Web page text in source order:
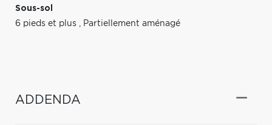
Sous-sol
6 pieds et plus , Partiellement aménagé
ADDENDA